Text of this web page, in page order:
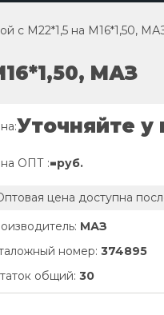
с М22*1,5 на М16*1,50,
МАЗ
Уточняйте
ОПТ :-руб.
цена доступна
МАЗ
номер: 374895
общий: 30